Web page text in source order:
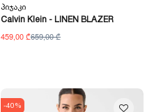
Პიჯაკი
Calvin Klein - LINEN BLAZER
459,00 ₾659,00 ₾
-40%